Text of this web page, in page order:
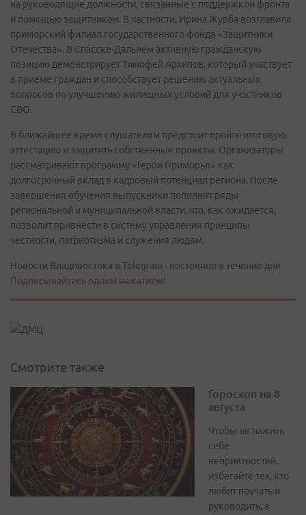
на руководящие должности, связанные с поддержкой фронта
и помощью защитникам. В частности, Ирина Журба возглавила
приморский филиал государственного фонда «Защитники
Отечества». В Спасске-Дальнем активную гражданскую
позицию демонстрирует Тимофей Архипов, который участвует
в приеме граждан и способствует решению актуальных
вопросов по улучшению жилищных условий для участников
СВО.
В ближайшее время слушателям предстоит пройти итоговую
аттестацию и защитить собственные проекты. Организаторы
рассматривают программу «Герои Приморья» как
долгосрочный вклад в кадровый потенциал региона. После
завершения обучения выпускники пополнят ряды
региональной и муниципальной власти, что, как ожидается,
позволит привнести в систему управления принципы
честности, патриотизма и служения людям.
Новости Владивостока в Telegram - постоянно в течение дня.
Подписывайтесь одним нажатием!
Смотрите также
Гороскоп на 8
августа
Чтобы не нажить
себе
неприятностей,
избегайте тех, кто
любит поучать и
руководить, а